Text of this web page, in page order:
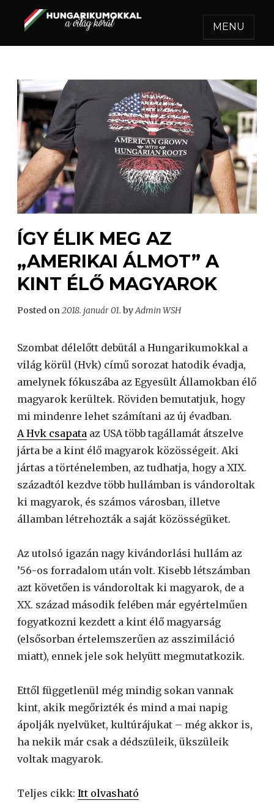
HUNGARIKUMOKKAL A
Egy felejthetetlen utazás.
MENU
ÍGY ÉLIK MEG AZ
„AMERIKAI ÁLMOT” A
KINT ÉLŐ MAGYAROK
Posted on2018. január 01. byAdmin WSH
Szombat délelőtt debütál a Hungarikumokkal a
világ körül (Hvk) című sorozat hatodik évadja,
amelynek fókuszába az Egyesült Államokban élő
magyarok kerültek. Röviden bemutatjuk, hogy
mi mindenre lehet számítani az új évadban.
A Hvk csapata az USA több tagállamát átszelve
járta be a kint élő magyarok közösségeit. Aki
jártas a történelemben, az tudhatja, hogy a XIX.
századtól kezdve több hullámban is vándoroltak
ki magyarok, és számos városban, illetve
államban létrehozták a saját közösségüket.
Az utolsó igazán nagy kivándorlási hullám az
’56-os forradalom után volt. Kisebb létszámban
azt követően is vándoroltak ki magyarok, de a
XX. század második felében már egyértelműen
fogyatkozni kezdett a kint élő magyarság
(elsősorban értelemszerűen az asszimiláció
miatt), ennek jele sok helyütt megmutatkozik.
Ettől függetlenül még mindig sokan vannak
kint, akik megőrizték és mind a mai napig
ápolják nyelvüket, kultúrájukat – még akkor is,
ha nekik már csak a dédszüleik, ükszüleik
voltak magyarok.
Teljes cikk: Itt olvasható